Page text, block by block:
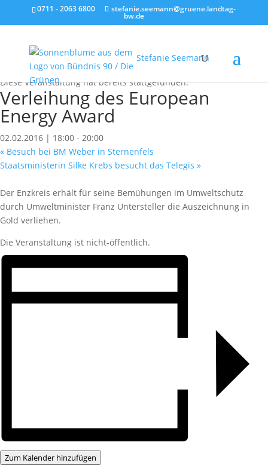
0711 - 2063 6800 stefanie.seemann@gruene.landtag-
bw.de
Stefanie Seemann
« Alle Veranstaltungen
Diese Veranstaltung hat bereits stattgefunden.
Verleihung des European
Energy Award
02.02.2016 | 18:00 - 20:00
« Besuch bei BM Weber in Sternenfels
Staatsministerin Silke Krebs besucht das Telegis »
Der Enzkreis erhält für seine Bemühungen im Umweltschutz
durch Umweltminister Franz Untersteller die Auszeichnung in
Gold verliehen.
Die Veranstaltung ist nicht-öffentlich.
Zum Kalender hinzufügen